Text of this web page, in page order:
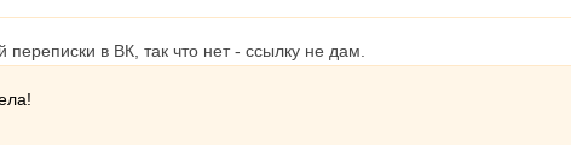
переписки в ВК, так что нет - ссылку не дам.